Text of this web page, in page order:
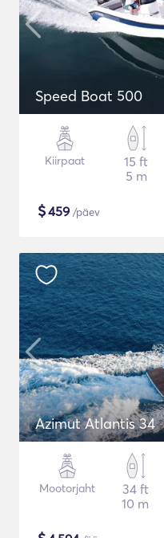
Speed Boat 500
Kiirpaat
15 ft
5 m
$459 /päev
Azimut Atlantis 34
Mootorjaht
34 ft
10 m